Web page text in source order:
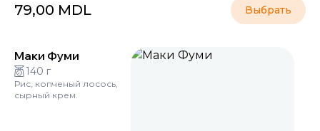
79,00 MDL Выбрать
Маки Фуми
140 г
Рис, копченый лосось,
сырный крем.